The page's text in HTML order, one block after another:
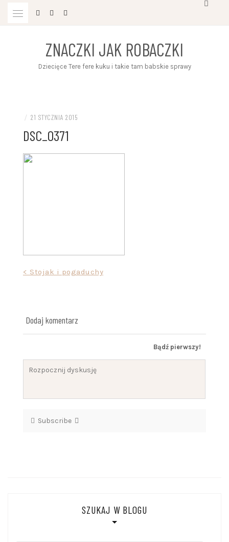
ZNACZKI JAK ROBACZKI
Dziecięce Tere fere kuku i takie tam babskie sprawy
/ 21 STYCZNIA 2015
DSC_0371
Nawigacja< Stojak i pogaduchy
Dodaj komentarz
Bądź pierwszy!
Subscribe
SZUKAJ W BLOGU